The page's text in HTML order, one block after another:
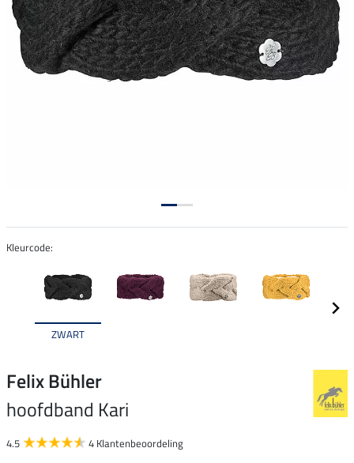
Kleurcode:
ZWART
Felix Bühler
hoofdband Kari
4.5 4 Klantenbeoordeling